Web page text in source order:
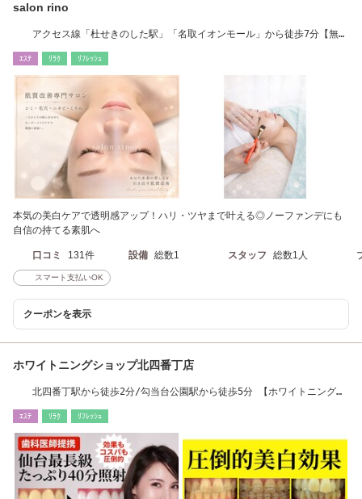
salon rino
アクセス線「杜せきのした駅」「名取イオンモール」から徒歩7分【無料
ｴｽﾃ ﾘﾗｸ ﾘﾌﾚｯｼｭ
本気の美白ケアで透明感アップ！ハリ・ツヤまで叶える◎ノーファンデにも
自信の持てる素肌へ
口コミ 131件 設備 総数1 スタッフ 総数1人
スマート支払いOK
クーポンを表示
ホワイトニングショップ北四番丁店
北四番丁駅から徒歩2分/勾当台公園駅から徒歩5分 【ホワイトニング｜
ｴｽﾃ ﾘﾗｸ ﾘﾌﾚｯｼｭ